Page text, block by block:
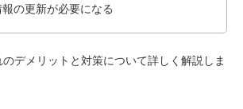
の更新が必要になる
デメリットと対策について詳しく解説しま